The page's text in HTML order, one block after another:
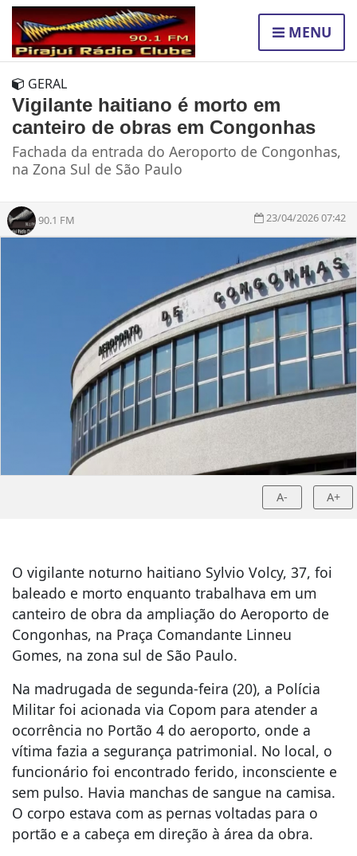
MENU
GERAL
Vigilante haitiano é morto em
canteiro de obras em Congonhas
Fachada da entrada do Aeroporto de Congonhas,
na Zona Sul de São Paulo
90.1 FM 23/04/2026 07:42
A- A+
O vigilante noturno haitiano Sylvio Volcy, 37, foi
baleado e morto enquanto trabalhava em um
canteiro de obra da ampliação do Aeroporto de
Congonhas, na Praça Comandante Linneu
Gomes, na zona sul de São Paulo.
Na madrugada de segunda-feira (20), a Polícia
Militar foi acionada via Copom para atender a
ocorrência no Portão 4 do aeroporto, onde a
vítima fazia a segurança patrimonial. No local, o
funcionário foi encontrado ferido, inconsciente e
sem pulso. Havia manchas de sangue na camisa.
O corpo estava com as pernas voltadas para o
portão e a cabeça em direção à área da obra.